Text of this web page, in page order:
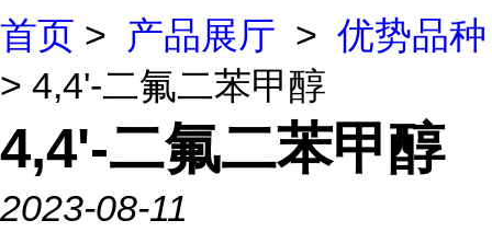
首页 > 产品展厅 > 优势品种
> 4,4'-二氟二苯甲醇
4,4'-二氟二苯甲醇
2023-08-11